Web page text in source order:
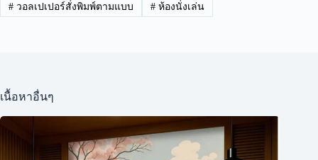
#วอลเปเปอร์สั่งพิมพ์ตามแบบ #ห้องนั่งเล่น
เนื้อหาอื่นๆ